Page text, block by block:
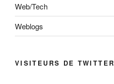
Web/Tech
Weblogs
VISITEURS DE TWITTER